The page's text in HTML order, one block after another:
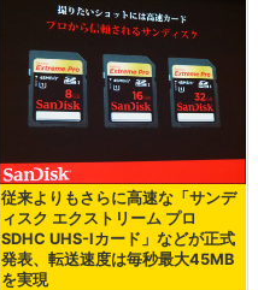
従来よりもさらに高速な「サンデ
ィスク エクストリーム プロ
SDHC UHS-Iカード」などが正式
発表、転送速度は毎秒最大45MB
を実現